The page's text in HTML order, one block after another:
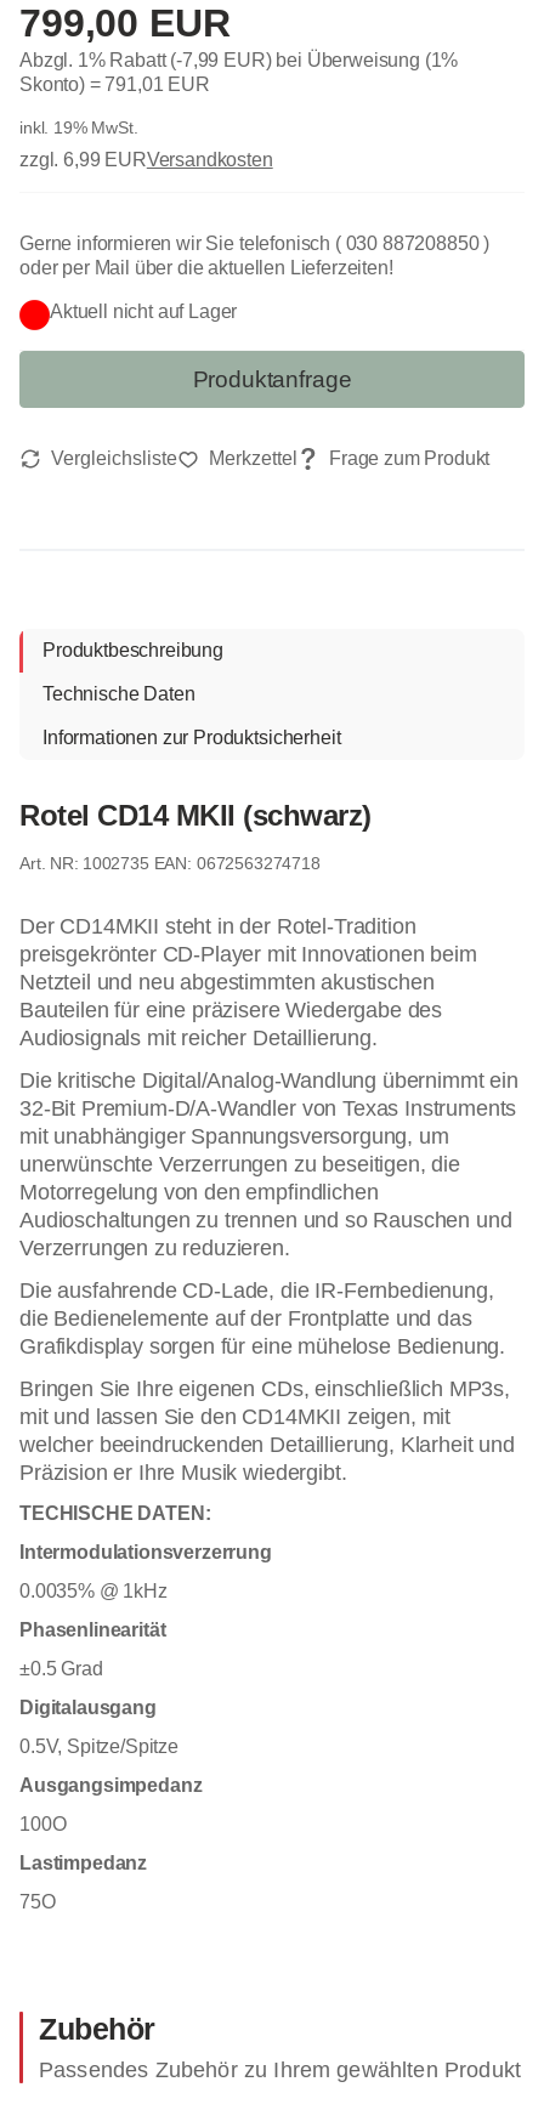
799,00 EUR
Abzgl. 1% Rabatt (-7,99 EUR) bei Überweisung (1%
Skonto) =791,01 EUR
inkl. 19% MwSt.
zzgl. 6,99 EURVersandkosten
Aktuell nicht auf Lager
Gerne informieren wir Sie telefonisch ( 030 887208850 )
oder per Mail über die aktuellen Lieferzeiten!
Produktanfrage
Produktbeschreibung
Technische Daten
Informationen zur Produktsicherheit
Rotel CD14 MKII (schwarz)
1002735 EAN: 0672563274718
Der CD14MKII steht in der Rotel-Tradition
preisgekrönter CD-Player mit Innovationen beim
Netzteil und neu abgestimmten akustischen
Bauteilen für eine präzisere Wiedergabe des
Audiosignals mit reicher Detaillierung.
Die kritische Digital/Analog-Wandlung übernimmt ein
32-Bit Premium-D/A-Wandler von Texas Instruments
mit unabhängiger Spannungsversorgung, um
unerwünschte Verzerrungen zu beseitigen, die
Motorregelung von den empfindlichen
Audioschaltungen zu trennen und so Rauschen und
Verzerrungen zu reduzieren.
Die ausfahrende CD-Lade, die IR-Fernbedienung,
die Bedienelemente auf der Frontplatte und das
Grafikdisplay sorgen für eine mühelose Bedienung.
Bringen Sie Ihre eigenen CDs, einschließlich MP3s,
mit und lassen Sie den CD14MKII zeigen, mit
welcher beeindruckenden Detaillierung, Klarheit und
Präzision er Ihre Musik wiedergibt.
TECHISCHE DATEN:
Intermodulationsverzerrung
0.0035% @ 1kHz
Phasenlinearität
±0.5 Grad
Digitalausgang
0.5V, Spitze/Spitze
Ausgangsimpedanz
100O
Lastimpedanz
75O
Zubehör
Passendes Zubehör zu Ihrem gewählten Produkt